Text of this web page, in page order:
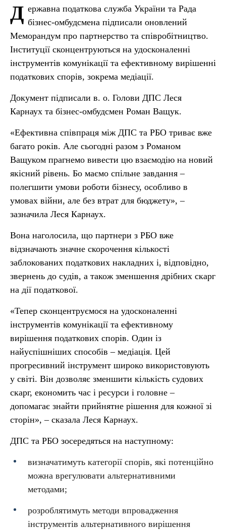
Д ержавна податкова служба України та Рада
бізнес-омбудсмена підписали оновлений
Меморандум про партнерство та співробітництво.
Інституції сконцентруються на удосконаленні
інструментів комунікації та ефективному вирішенні
податкових спорів, зокрема медіації.
Документ підписали в. о. Голови ДПС Леся
Карнаух та бізнес-омбудсмен Роман Ващук.
«Ефективна співпраця між ДПС та РБО триває вже
багато років. Але сьогодні разом з Романом
Ващуком прагнемо вивести цю взаємодію на новий
якісний рівень. Бо маємо спільне завдання –
полегшити умови роботи бізнесу, особливо в
умовах війни, але без втрат для бюджету», –
зазначила Леся Карнаух.
Вона наголосила, що партнери з РБО вже
відзначають значне скорочення кількості
заблокованих податкових накладних і, відповідно,
звернень до судів, а також зменшення дрібних скарг
на дії податкової.
«Тепер сконцентруємося на удосконаленні
інструментів комунікації та ефективному
вирішення податкових спорів. Один із
найуспішніших способів – медіація. Цей
прогресивний інструмент широко використовують
у світі. Він дозволяє зменшити кількість судових
скарг, економить час і ресурси і головне –
допомагає знайти прийнятне рішення для кожної зі
сторін», – сказала Леся Карнаух.
ДПС та РБО зосередяться на наступному:
визначатимуть категорії спорів, які потенційно
можна врегулювати альтернативними
методами;
розроблятимуть методи впровадження
інструментів альтернативного вирішення